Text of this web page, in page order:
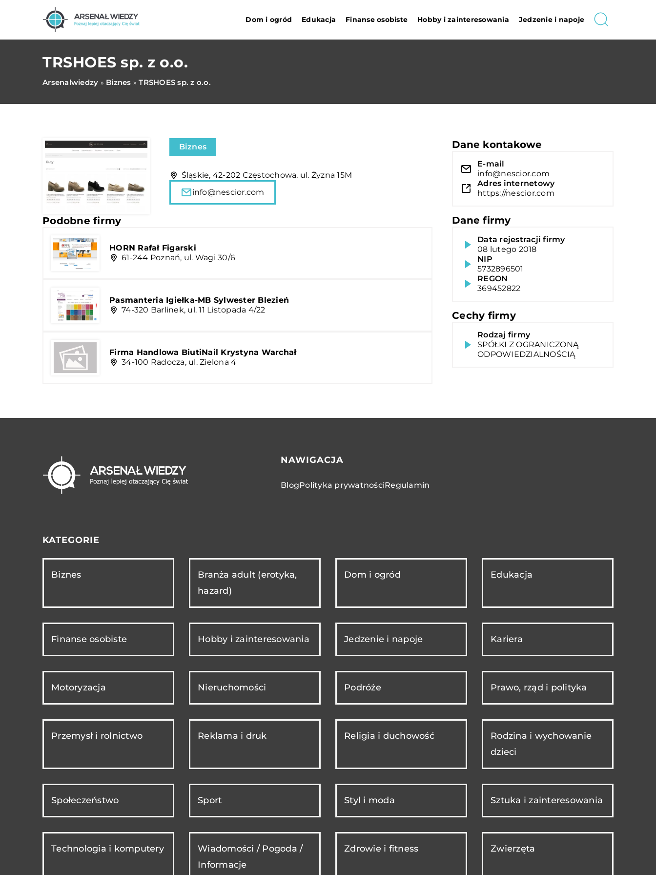
Dom i ogród Edukacja Finanse osobiste Hobby i zainteresowania Jedzenie i napoje
TRSHOES sp. z o.o.
Arsenalwiedzy » Biznes »TRSHOES sp. z o.o.
Biznes
Śląskie, 42-202 Częstochowa, ul. Żyzna 15M
info@nescior.com
Podobne firmy
HORN Rafał Figarski
61-244 Poznań, ul. Wagi 30/6
Pasmanteria Igiełka-MB Sylwester Blezień
74-320 Barlinek, ul. 11 Listopada 4/22
Firma Handlowa BiutiNail Krystyna Warchał
34-100 Radocza, ul. Zielona 4
Dane kontakowe
E-mail
info@nescior.com
Adres internetowy
https://nescior.com
Dane firmy
Data rejestracji firmy
08 lutego 2018
NIP
5732896501
REGON
369452822
Cechy firmy
Rodzaj firmy
SPÓŁKI Z OGRANICZONĄ
ODPOWIEDZIALNOŚCIĄ
NAWIGACJA
BlogPolityka prywatnościRegulamin
KATEGORIE
Biznes
Branża adult (erotyka,
hazard)
Dom i ogród Edukacja
Finanse osobiste Hobby i zainteresowania Jedzenie i napoje Kariera
Motoryzacja Nieruchomości Podróże Prawo, rząd i polityka
Przemysł i rolnictwo Reklama i druk Religia i duchowość
Rodzina i wychowanie
dzieci
Społeczeństwo Sport Styl i moda Sztuka i zainteresowania
Technologia i komputery
Wiadomości / Pogoda /
Informacje
Zdrowie i fitness Zwierzęta